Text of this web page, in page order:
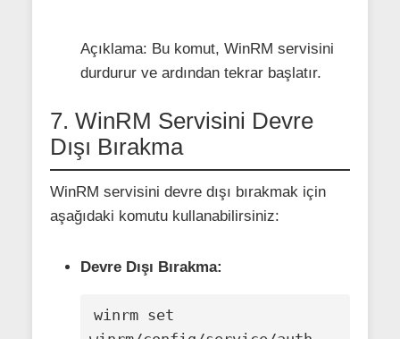
Açıklama: Bu komut, WinRM servisini
durdurur ve ardından tekrar başlatır.
7. WinRM Servisini Devre
Dışı Bırakma
WinRM servisini devre dışı bırakmak için
aşağıdaki komutu kullanabilirsiniz:
Devre Dışı Bırakma:
winrm set